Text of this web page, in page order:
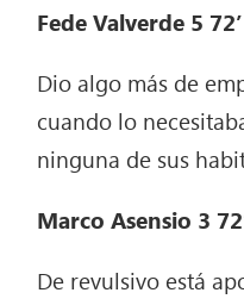
Fede Valverde 5 72’
Dio algo más de
cuando lo
ninguna de sus
Marco Asensio 3
De revulsivo está